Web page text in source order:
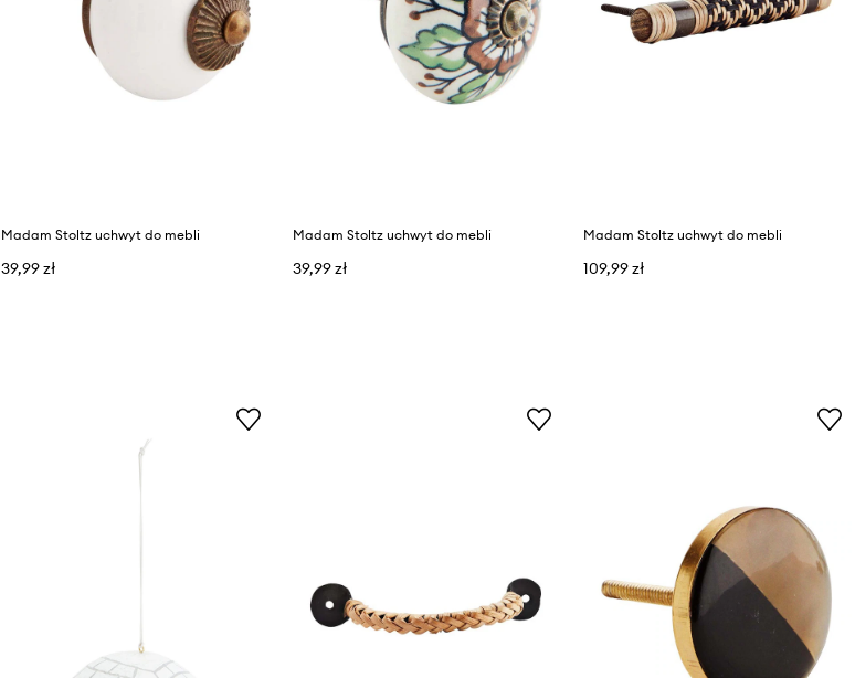
Madam Stoltz uchwyt do mebli
39,99 zł
Madam Stoltz uchwyt do mebli
39,99 zł
Madam Stoltz uchwyt do mebli
109,99 zł